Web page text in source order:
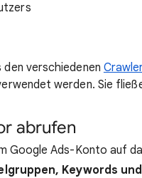
verschiedenen
werden. Sie
abrufen
Google Ads-Konto auf
Keywords